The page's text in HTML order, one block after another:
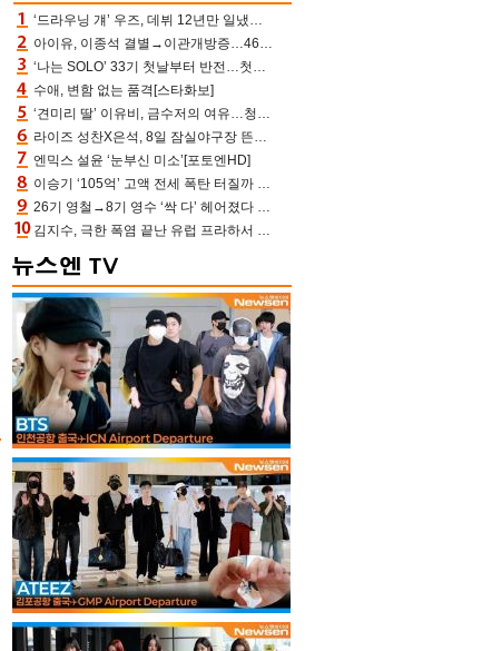
‘드라우닝 걔’ 우즈, 데뷔 12년만 일냈다…체조경기장 입성 확정
아이유, 이종석 결별→이관개방증…46장 꽉 채운 유애나 ♥ “열심히 사는 중”
‘나는 SOLO’ 33기 첫날부터 반전…첫인상 0표 영호, 호감남 급부상
수애, 변함 없는 품격[스타화보]
‘견미리 딸’ 이유비, 금수저의 여유…청순 미모에 반전 슬림 라인
라이즈 성찬X은석, 8일 잠실야구장 뜬다…시구 시타+특별공연까지
엔믹스 설윤 ‘눈부신 미소’[포토엔HD]
이승기 ‘105억’ 고액 전세 폭탄 터질까 “차가원 측이 돈 준다고, 약속 안 지키면 법적 조치”
26기 영철→8기 영수 ‘싹 다’ 헤어졌다 ‘나솔사계’ 충격의 현커 0쌍 (촌장TV)
김지수, 극한 폭염 끝난 유럽 프라하서 쾌적한 여름나기 “선풍기만으로 지내”